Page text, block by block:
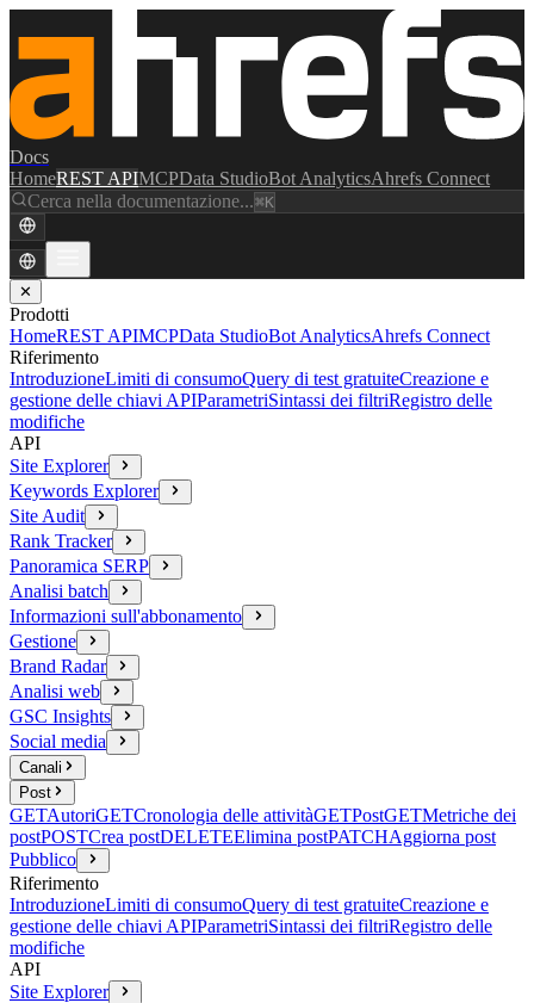
Docs
HomeREST APIMCPData StudioBot AnalyticsAhrefs Connect
Cerca nella documentazione...⌘K
✕
Prodotti
HomeREST APIMCPData StudioBot AnalyticsAhrefs Connect
Riferimento
IntroduzioneLimiti di consumoQuery di test gratuiteCreazione e
gestione delle chiavi APIParametriSintassi dei filtriRegistro delle
modifiche
API
Site Explorer
Keywords Explorer
Site Audit
Rank Tracker
Panoramica SERP
Analisi batch
Informazioni sull'abbonamento
Gestione
Brand Radar
Analisi web
GSC Insights
Social media
Canali
Post
GETAutoriGETCronologia delle attivitàGETPostGETMetriche dei
postPOSTCrea postDELETEElimina postPATCHAggiorna post
Pubblico
Riferimento
IntroduzioneLimiti di consumoQuery di test gratuiteCreazione e
gestione delle chiavi APIParametriSintassi dei filtriRegistro delle
modifiche
API
Site Explorer